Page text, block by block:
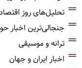
تحلیل‌های روز
جنجالی‌ترین اخبار
ترانه و موسیقی
اخبار ایران و جهان